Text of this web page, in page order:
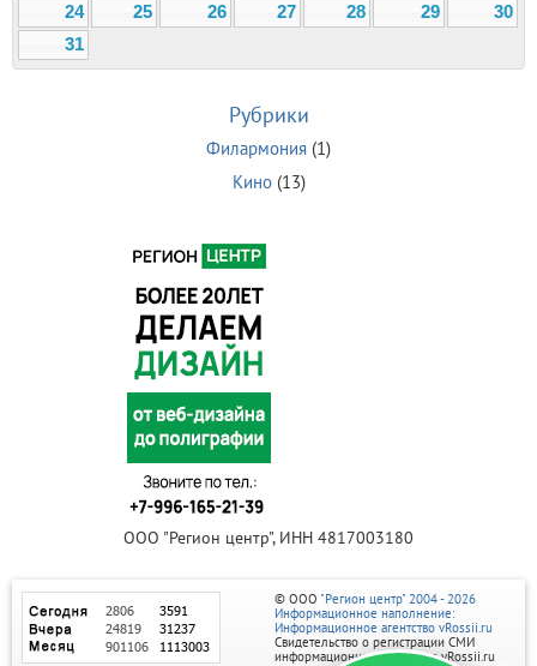
24
25 26 27 28 29
30
31
Рубрики
Филармония (1)
Кино(13)
ООО "Регион центр", ИНН 4817003180
© ООО "Регион центр" 2004 - 2026
Информационное наполнение:
Информационное агентство vRossii.ru
Свидетельство о регистрации СМИ
информационного агентства vRossii.ru